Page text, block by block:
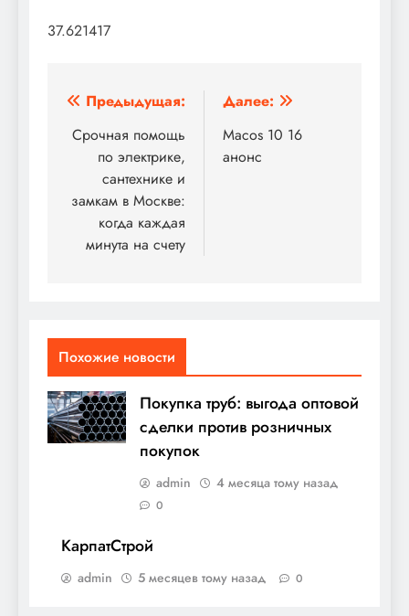
37.621417
Навигация
по
записям
Предыдущая:
Срочная помощь
по электрике,
сантехнике и
замкам в Москве:
когда каждая
минута на счету
Далее:
Macos 10 16
анонс
Похожие новости
Покупка труб: выгода оптовой
сделки против розничных
покупок
admin 4 месяца тому назад
0
КарпатСтрой
admin 5 месяцев тому назад 0